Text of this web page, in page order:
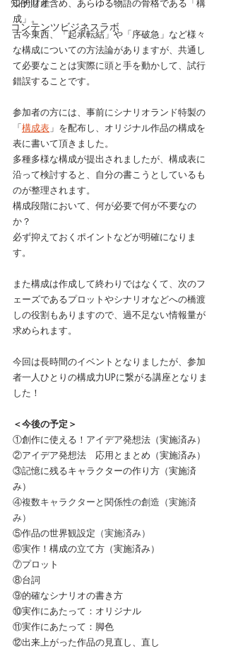
コンテンツビジネスラボ
シナリオ含め、あらゆる物語の骨格である「構
成」。
古今東西、「起承転結」や「序破急」など様々
な構成についての方法論がありますが、共通し
て必要なことは実際に頭と手を動かして、試行
錯誤することです。
参加者の方には、事前にシナリオランド特製の
「構成表 」を配布し、オリジナル作品の構成を
表に書いて頂きました。
多種多様な構成が提出されましたが、構成表に
沿って検討すると、自分の書こうとしているも
のが整理されます。
構成段階において、何が必要で何が不要なの
か？
必ず抑えておくポイントなどが明確になりま
す。
また構成は作成して終わりではなくて、次のフ
ェーズであるプロットやシナリオなどへの橋渡
しの役割もありますので、過不足ない情報量が
求められます。
今回は長時間のイベントとなりましたが、参加
者一人ひとりの構成力UPに繋がる講座となりま
した！
＜今後の予定＞
①創作に使える！アイデア発想法（実施済み）
②アイデア発想法　応用とまとめ（実施済み）
③記憶に残るキャラクターの作り方（実施済
み）
④複数キャラクターと関係性の創造（実施済
み）
⑤作品の世界観設定 （実施済み）
⑥実作！構成の立て方（実施済み）
⑦プロット
⑧台詞
⑨的確なシナリオの書き方
⑩実作にあたって：オリジナル
⑪実作にあたって：脚色
⑫出来上がった作品の見直し、直し